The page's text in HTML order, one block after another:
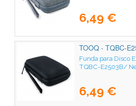
6,49 €
TOOQ - TQBC-
Funda para Disco
TQBC-E2503B/
6,49 €